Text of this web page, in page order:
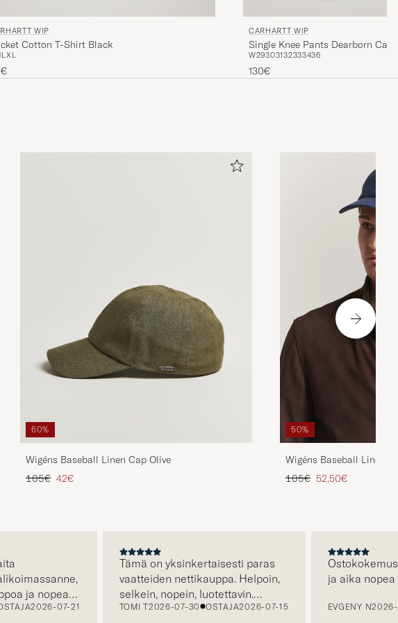
WIP
Cotton T-Shirt Black
LXL
CARHARTT WIP
Single Knee Pants Dearborn
W29303132333436
130€
60%
Wigéns Baseball Linen Cap Olive
Tavallinen hinta
105€ Alennettu hinta
42€
50%
Wigéns Baseball Linen
Tavallinen hinta
105€ Alennettu hinta
52,50€
ja nopeaa,
saa
2026-07-21
Tämä on yksinkertaisesti paras
vaatteiden nettikauppa. Helpoin,
selkein, nopein, luotettavin.
Erityisen hienoa että kuljetus on
TOMI T2026-07-30 OSTAJA2026-07-15
Ostokokemus
ja aika nopea
EVGENY N2026-07-